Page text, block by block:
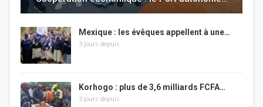
Mexique : les évêques appellent à une…
3 jours depuis
Korhogo : plus de 3,6 milliards FCFA…
3 jours depuis